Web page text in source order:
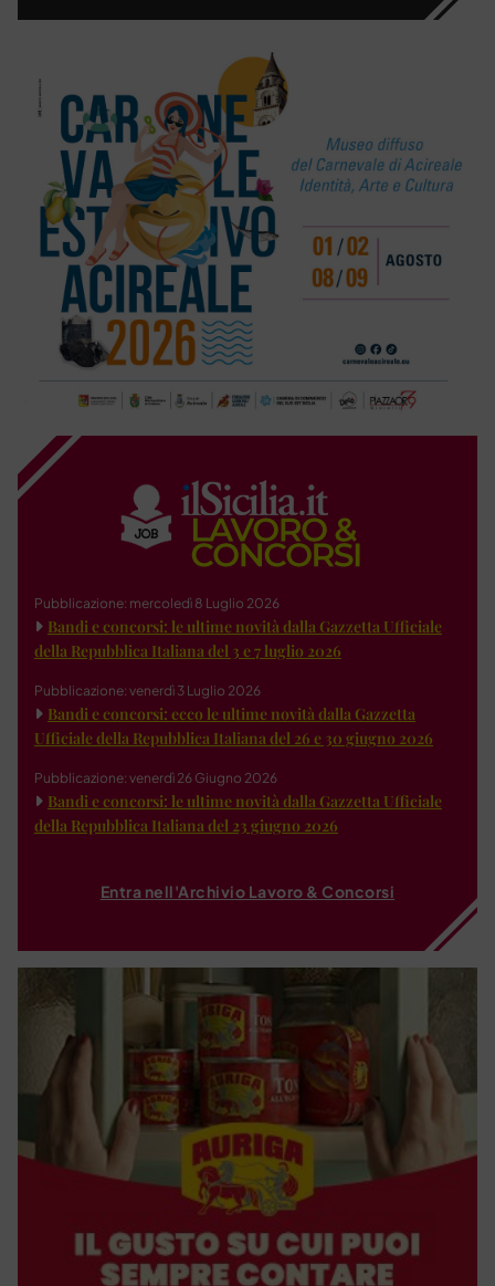
Pubblicazione: mercoledì 8 Luglio 2026
Bandi e concorsi: le ultime novità dalla Gazzetta Ufficiale
della Repubblica Italiana del 3 e 7 luglio 2026
Pubblicazione: venerdì 3 Luglio 2026
Bandi e concorsi: ecco le ultime novità dalla Gazzetta
Ufficiale della Repubblica Italiana del 26 e 30 giugno 2026
Pubblicazione: venerdì 26 Giugno 2026
Bandi e concorsi: le ultime novità dalla Gazzetta Ufficiale
della Repubblica Italiana del 23 giugno 2026
Entra nell'Archivio Lavoro & Concorsi